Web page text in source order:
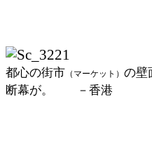
都心の街市 （マーケット） の壁
断幕が。 －香港